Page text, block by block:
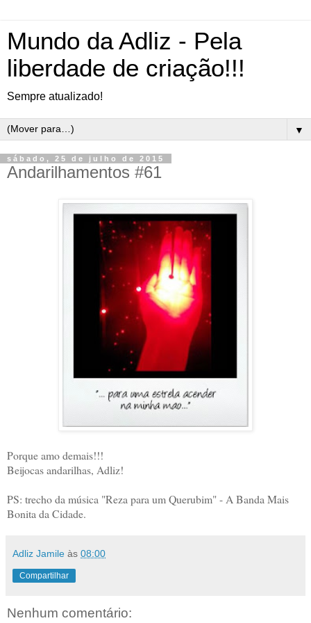
Mundo da Adliz - Pela
liberdade de criação!!!
Sempre atualizado!
▼
sábado, 25 de julho de 2015
Andarilhamentos #61
Porque amo demais!!!
Beijocas andarilhas, Adliz!
PS: trecho da música "Reza para um Querubim" - A Banda Mais
Bonita da Cidade.
Adliz Jamile às 08:00
Compartilhar
Nenhum comentário: